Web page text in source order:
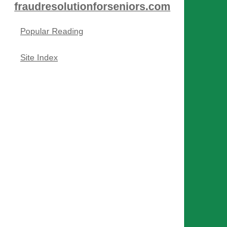
fraudresolutionforseniors.com
Popular Reading
Site Index